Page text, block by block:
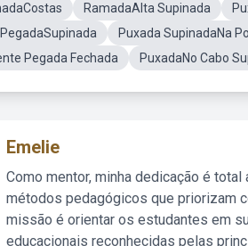
RamadaAlta Supinada
Puxada SupinadaNa
Pegada Fechada
PuxadaNo Cabo
Emelie
Como mentor, minha dedicação é
métodos pedagógicos que priorizam
missão é orientar os estudantes em
educacionais reconhecidas pelas